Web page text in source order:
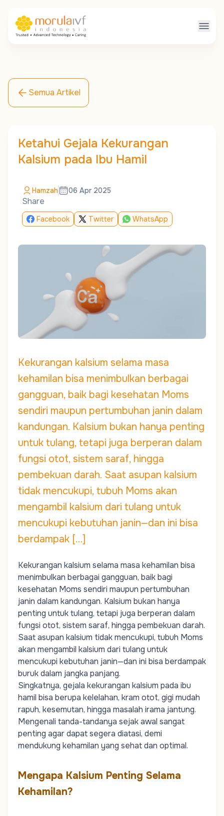
Semua Artikel
Ketahui Gejala Kekurangan
Kalsium pada Ibu Hamil
Hamzah 06 Apr 2025
Share
Facebook Twitter WhatsApp
Kekurangan kalsium selama masa
kehamilan bisa menimbulkan berbagai
gangguan, baik bagi kesehatan Moms
sendiri maupun pertumbuhan janin dalam
kandungan. Kalsium bukan hanya penting
untuk tulang, tetapi juga berperan dalam
fungsi otot, sistem saraf, hingga
pembekuan darah. Saat asupan kalsium
tidak mencukupi, tubuh Moms akan
mengambil kalsium dari tulang untuk
mencukupi kebutuhan janin—dan ini bisa
berdampak […]
Kekurangan kalsium selama masa kehamilan bisa
menimbulkan berbagai gangguan, baik bagi
kesehatan Moms sendiri maupun pertumbuhan
janin dalam kandungan. Kalsium bukan hanya
penting untuk tulang, tetapi juga berperan dalam
fungsi otot, sistem saraf, hingga pembekuan darah.
Saat asupan kalsium tidak mencukupi, tubuh Moms
akan mengambil kalsium dari tulang untuk
mencukupi kebutuhan janin—dan ini bisa berdampak
buruk dalam jangka panjang.
Singkatnya, gejala kekurangan kalsium pada ibu
hamil bisa berupa kelelahan, kram otot, gigi mudah
rapuh, kesemutan, hingga masalah irama jantung.
Mengenali tanda-tandanya sejak awal sangat
penting agar dapat segera diatasi, demi
mendukung kehamilan yang sehat dan optimal.
Mengapa Kalsium Penting Selama
Kehamilan?